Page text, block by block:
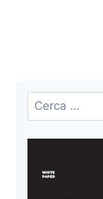
Ricerca
per: